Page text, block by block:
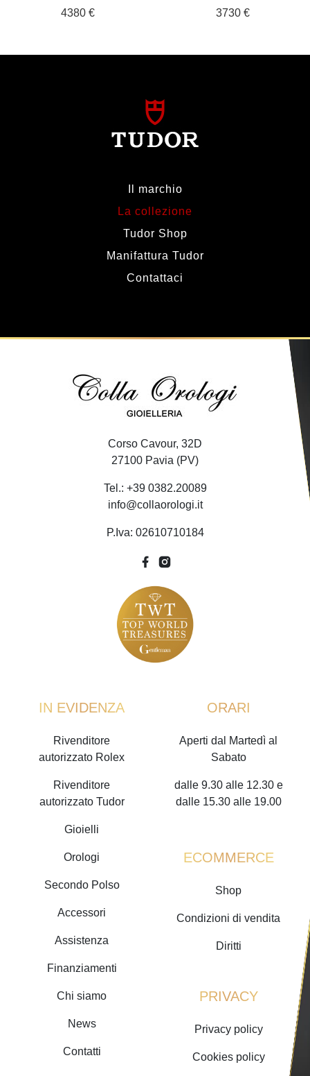
4380 € 3730 €
Il marchio
La collezione
Tudor Shop
Manifattura Tudor
Contattaci
Corso Cavour, 32D
27100 Pavia (PV)
Tel.: +39 0382.20089
info@collaorologi.it
P.Iva: 02610710184
IN EVIDENZA
Rivenditore
autorizzato Rolex
Rivenditore
autorizzato Tudor
Gioielli
Orologi
Secondo Polso
Accessori
Assistenza
Finanziamenti
Chi siamo
News
Contatti
ORARI
Aperti dal Martedì al
Sabato
dalle 9.30 alle 12.30 e
dalle 15.30 alle 19.00
ECOMMERCE
Shop
Condizioni di vendita
Diritti
PRIVACY
Privacy policy
Cookies policy